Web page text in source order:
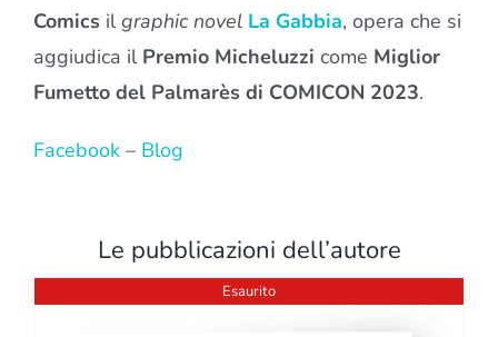
Comics ilgraphic novel La Gabbia, opera che si
aggiudica il Premio Micheluzzi come Miglior
Fumetto del Palmarès di COMICON 2023.
Facebook– Blog
Le pubblicazioni dell’autore
Esaurito